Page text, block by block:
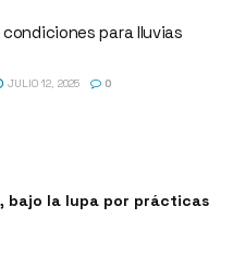
para lluvias
JULIO 12, 2025 0
bajo la lupa por prácticas